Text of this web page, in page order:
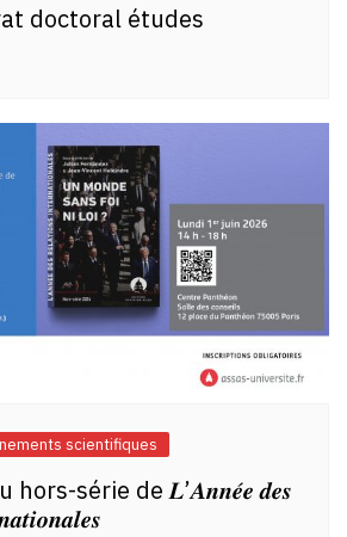
doctoral études
scientifiques
hors-série de 𝑳’𝑨𝒏𝒏𝒆́𝒆 𝒅𝒆𝒔